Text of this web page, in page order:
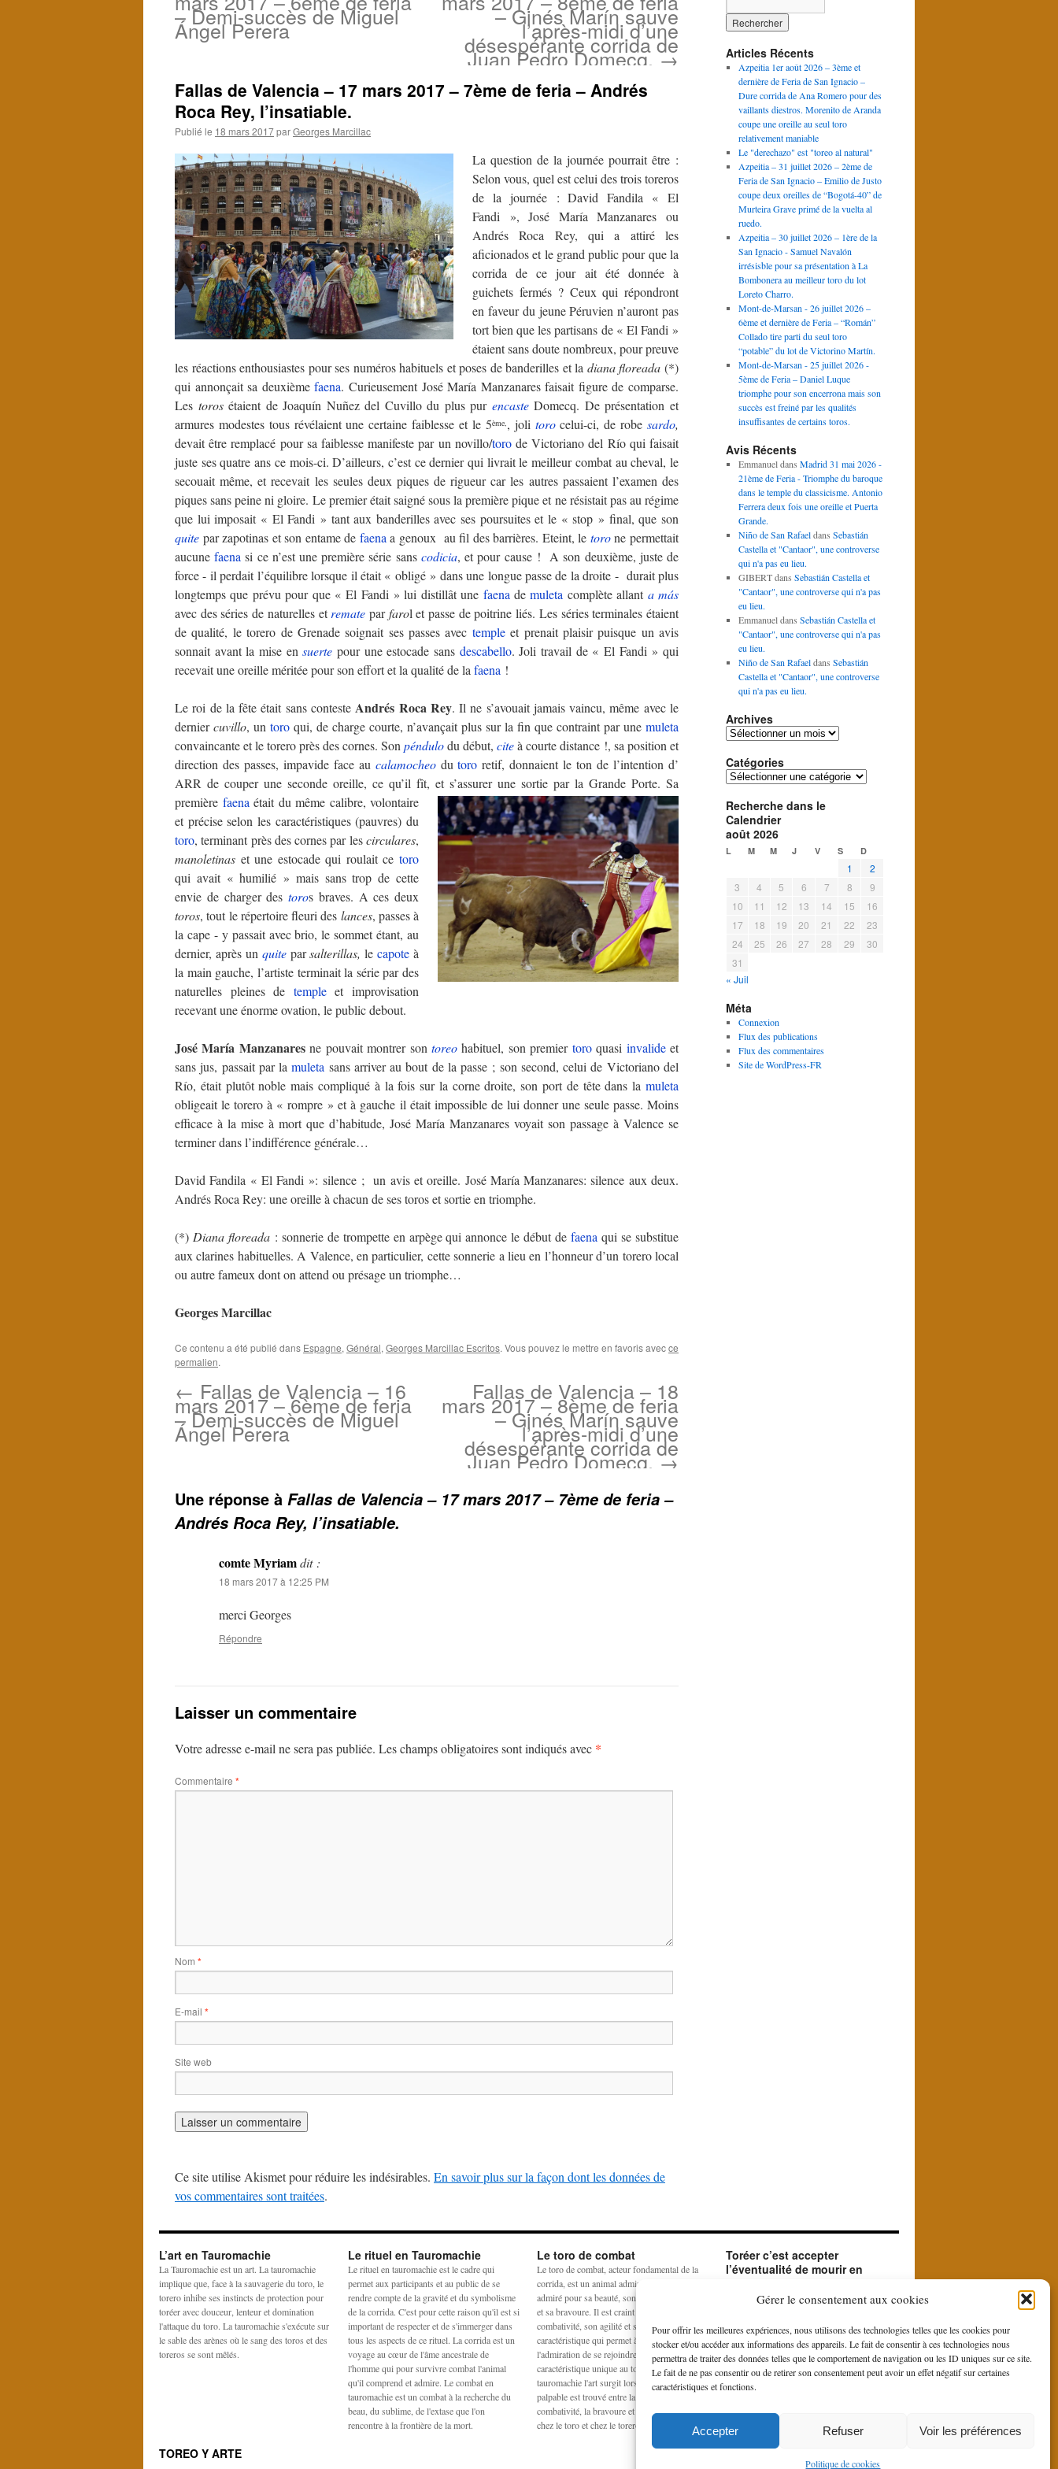
Gérer le consentement aux cookies
Pour offrir les meilleures expériences, nous utilisons des technologies telles que les cookies pour
stocker et/ou accéder aux informations des appareils. Le fait de consentir à ces technologies nous
permettra de traiter des données telles que le comportement de navigation ou les ID uniques sur ce site.
Le fait de ne pas consentir ou de retirer son consentement peut avoir un effet négatif sur certaines
caractéristiques et fonctions.
Accepter Refuser Voir les préférences
Politique de cookies
– Demi-succès de Miguel
Ángel Perera – Ginés Marín sauve
l’après-midi d’une
désespérante corrida de
Juan Pedro Domecq.→
Fallas de Valencia – 17 mars 2017 – 7ème de feria – Andrés
Roca Rey, l’insatiable.
Publié le 18 mars 2017parGeorges Marcillac
La question de la journée pourrait être :
Selon vous, quel est celui des trois toreros
de la journée : David Fandila « El
Fandi », José María Manzanares ou
Andrés Roca Rey, qui a attiré les
aficionados et le grand public pour que la
corrida de ce jour ait été donnée à
guichets fermés ? Ceux qui répondront
en faveur du jeune Péruvien n’auront pas
tort bien que les partisans de « El Fandi »
étaient sans doute nombreux, pour preuve
les réactions enthousiastes pour ses numéros habituels et poses de banderilles et la diana floreada (*)
qui annonçait sa deuxièmefaena. Curieusement José María Manzanares faisait figure de comparse.
Les torosétaient de Joaquín Nuñez del Cuvillo du plus pur encasteDomecq. De présentation et
armures modestes tous révélaient une certaine faiblesse et le 5ème, , joli torocelui-ci, de robesardo,
devait être remplacé pour sa faiblesse manifeste par un novillo/torode Victoriano del Río qui faisait
juste ses quatre ans ce mois-ci. D’ailleurs, c’est ce dernier qui livrait le meilleur combat au cheval, le
secouait même, et recevait les seules deux piques de rigueur car les autres passaient l’examen des
piques sans peine ni gloire. Le premier était saigné sous la première pique et ne résistait pas au régime
que lui imposait « El Fandi » tant aux banderilles avec ses poursuites et le « stop » final, que son
quite par zapotinas et son entame de faena a genoux au fil des barrières. Eteint, le torone permettait
aucunefaena si ce n’est une première série sans codicia, et pour cause ! A son deuxième, juste de
force - il perdait l’équilibre lorsque il était « obligé » dans une longue passe de la droite - durait plus
longtemps que prévu pour que « El Fandi » lui distillât une faena demuleta complète allant a más
avec des séries de naturelles etremate parfarol et passe de poitrine liés. Les séries terminales étaient
de qualité, le torero de Grenade soignait ses passes avec templeet prenait plaisir puisque un avis
sonnait avant la mise ensuerte pour une estocade sans descabello. Joli travail de « El Fandi » qui
recevait une oreille méritée pour son effort et la qualité de la faena !
Le roi de la fête était sans conteste Andrés Roca Rey. Il ne s’avouait jamais vaincu, même avec le
derniercuvillo, un toro qui, de charge courte, n’avançait plus sur la fin que contraint par une muleta
convaincante et le torero près des cornes. Son péndulodu début, citeà courte distance !, sa position et
direction des passes, impavide face au calamocheodutoro retif, donnaient le ton de l’intention d’
ARR de couper une seconde oreille, ce qu’il fît, et s’assurer une sortie par la Grande Porte. Sa
première faena était du même calibre, volontaire
et précise selon les caractéristiques (pauvres) du
toro, terminant près des cornes par lescirculares,
manoletinas et une estocade qui roulait cetoro
qui avait « humilié » mais sans trop de cette
envie de charger des toros braves. A ces deux
toros, tout le répertoire fleuri des lances, passes à
la cape - y passait avec brio, le sommet étant, au
dernier, après un quiteparsalterillas,lecapote à
la main gauche, l’artiste terminait la série par des
naturelles pleines de templeet improvisation
recevant une énorme ovation, le public debout.
José María Manzanaresne pouvait montrer sontoreo habituel, son premier toroquasi invalideet
sans jus, passait par lamuleta sans arriver au bout de la passe ; son second, celui de Victoriano del
Río, était plutôt noble mais compliqué à la fois sur la corne droite, son port de tête dans la muleta
obligeait le torero à « rompre » et à gauche il était impossible de lui donner une seule passe. Moins
efficace à la mise à mort que d’habitude, José María Manzanares voyait son passage à Valence se
terminer dans l’indifférence générale…
David Fandila « El Fandi »: silence ; un avis et oreille. José María Manzanares: silence aux deux.
Andrés Roca Rey: une oreille à chacun de ses toros et sortie en triomphe.
(*) Diana floreada: sonnerie de trompette en arpège qui annonce le début defaena qui se substitue
aux clarines habituelles. A Valence, en particulier, cette sonnerie a lieu en l’honneur d’un torero local
ou autre fameux dont on attend ou présage un triomphe…
Georges Marcillac
Ce contenu a été publié dans Espagne, Général, Georges Marcillac Escritos. Vous pouvez le mettre en favoris avecce
permalien.
← Fallas de Valencia – 16
mars 2017 – 6ème de feria
– Demi-succès de Miguel
Ángel Perera
Fallas de Valencia – 18
mars 2017 – 8ème de feria
– Ginés Marín sauve
l’après-midi d’une
désespérante corrida de
Juan Pedro Domecq.→
Une réponse à Fallas de Valencia – 17 mars 2017 – 7ème de feria –
Andrés Roca Rey, l’insatiable.
comte Myriamdit :
18 mars 2017 à 12:25 PM
merci Georges
Répondre
Laisser un commentaire
Votre adresse e-mail ne sera pas publiée. Les champs obligatoires sont indiqués avec *
Commentaire *
Nom *
E-mail *
Site web
Ce site utilise Akismet pour réduire les indésirables. En savoir plus sur la façon dont les données de
vos commentaires sont traitées.
Articles Récents
Azpeitia 1er août 2026 – 3ème et
dernière de Feria de San Ignacio –
Dure corrida de Ana Romero pour des
vaillants diestros. Morenito de Aranda
coupe une oreille au seul toro
relativement maniable
Le "derechazo" est "toreo al natural"
Azpeitia – 31 juillet 2026 – 2ème de
Feria de San Ignacio – Emilio de Justo
coupe deux oreilles de “Bogotá-40” de
Murteira Grave primé de la vuelta al
ruedo.
Azpeitia – 30 juillet 2026 – 1ère de la
San Ignacio - Samuel Navalón
irrésisble pour sa présentation à La
Bombonera au meilleur toro du lot
Loreto Charro.
Mont-de-Marsan - 26 juillet 2026 –
6ème et dernière de Feria – “Román”
Collado tire parti du seul toro
“potable” du lot de Victorino Martín.
Mont-de-Marsan - 25 juillet 2026 -
5ème de Feria – Daniel Luque
triomphe pour son encerrona mais son
succès est freiné par les qualités
insuffisantes de certains toros.
Avis Récents
Emmanueldans Madrid 31 mai 2026 -
21ème de Feria - Triomphe du baroque
dans le temple du classicisme. Antonio
Ferrera deux fois une oreille et Puerta
Grande.
Niño de San Rafaeldans Sebastián
Castella et "Cantaor", une controverse
qui n'a pas eu lieu.
GIBERTdans Sebastián Castella et
"Cantaor", une controverse qui n'a pas
eu lieu.
Emmanueldans Sebastián Castella et
"Cantaor", une controverse qui n'a pas
eu lieu.
Niño de San Rafaeldans Sebastián
Castella et "Cantaor", une controverse
qui n'a pas eu lieu.
Archives
Archives
Catégories
Catégories
Recherche dans le
Calendrier
août 2026
L M M J V S D
1
2
3
4 5 6 7 8
9
10
11 12 13 14 15
16
17
18 19 20 21 22
23
24
25 26 27 28 29
30
31
« Juil
Méta
Connexion
Flux des publications
Flux des commentaires
Site de WordPress-FR
L’art en Tauromachie
La Tauromachie est un art. La tauromachie
implique que, face à la sauvagerie du toro, le
torero inhibe ses instincts de protection pour
toréer avec douceur, lenteur et domination
l'attaque du toro. La tauromachie s'exécute sur
le sable des arènes où le sang des toros et des
toreros se sont mêlés.
Le rituel en Tauromachie
Le rituel en tauromachie est le cadre qui
permet aux participants et au public de se
rendre compte de la gravité et du symbolisme
de la corrida. C'est pour cette raison qu'il est si
important de respecter et de s'immerger dans
tous les aspects de ce rituel. La corrida est un
voyage au cœur de l'âme ancestrale de
l'homme qui pour survivre combat l'animal
qu'il comprend et admire. Le combat en
tauromachie est un combat à la recherche du
beau, du sublime, de l'extase que l'on
rencontre à la frontière de la mort.
Le toro de combat
Le toro de combat, acteur fondamental de la
corrida, est un animal admiré et craint. Il est
admiré pour sa beauté, son harmonie physique
et sa bravoure. Il est craint pour sa
combativité, son agilité et sa force. La
caractéristique qui permet à la crainte et à
l'admiration de se rejoindre est la noblesse,
caractéristique unique au toro de combat. En
tauromachie l'art surgit lorsqu'un équilibre
palpable est trouvé entre la peur, la force, la
combativité, la bravoure et la noblesse à la fois
chez le toro et chez le torero.
Toréer c’est accepter
l’éventualité de mourir en
Le matador accepte en toréant l'éventualité de
beau et du sublime que le contraste entre la
force et la bravoure du toro et la douce
gestuelle du toreo, fait naître du rituel de la
corrida.
TOREO Y ARTE